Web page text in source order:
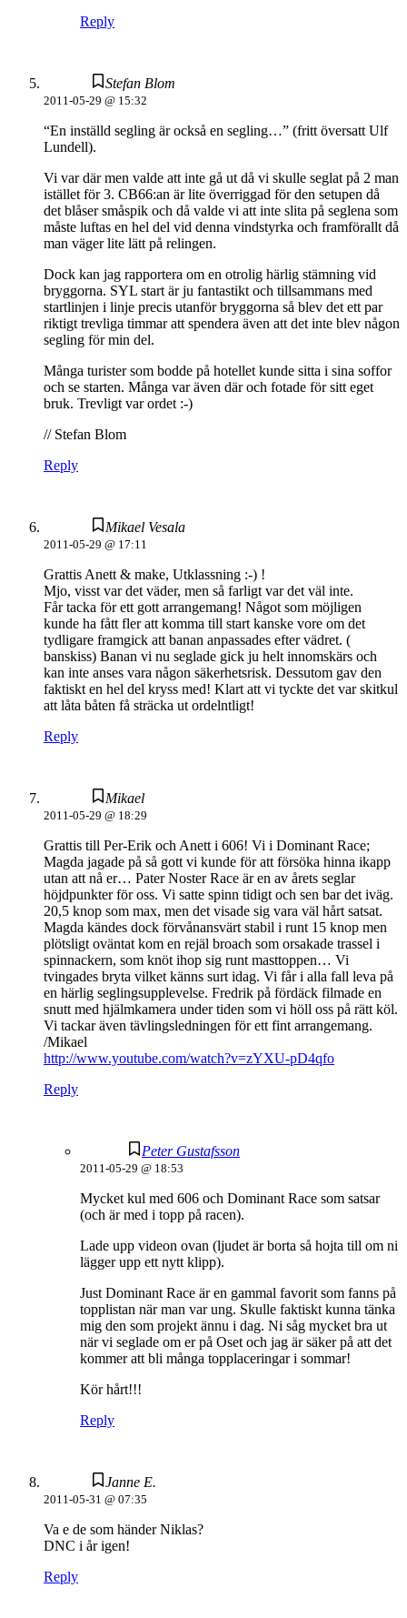
Reply
Stefan Blom
2011-05-29 @ 15:32
“En inställd segling är också en segling…” (fritt översatt Ulf
Lundell).
Vi var där men valde att inte gå ut då vi skulle seglat på 2 man
istället för 3. CB66:an är lite överriggad för den setupen då
det blåser småspik och då valde vi att inte slita på seglena som
måste luftas en hel del vid denna vindstyrka och framförallt då
man väger lite lätt på relingen.
Dock kan jag rapportera om en otrolig härlig stämning vid
bryggorna. SYL start är ju fantastikt och tillsammans med
startlinjen i linje precis utanför bryggorna så blev det ett par
riktigt trevliga timmar att spendera även att det inte blev någon
segling för min del.
Många turister som bodde på hotellet kunde sitta i sina soffor
och se starten. Många var även där och fotade för sitt eget
bruk. Trevligt var ordet :-)
// Stefan Blom
Reply
Mikael Vesala
2011-05-29 @ 17:11
Grattis Anett & make, Utklassning :-) !
Mjo, visst var det väder, men så farligt var det väl inte.
Får tacka för ett gott arrangemang! Något som möjligen
kunde ha fått fler att komma till start kanske vore om det
tydligare framgick att banan anpassades efter vädret. (
banskiss) Banan vi nu seglade gick ju helt innomskärs och
kan inte anses vara någon säkerhetsrisk. Dessutom gav den
faktiskt en hel del kryss med! Klart att vi tyckte det var skitkul
att låta båten få sträcka ut ordelntligt!
Reply
Mikael
2011-05-29 @ 18:29
Grattis till Per-Erik och Anett i 606! Vi i Dominant Race;
Magda jagade på så gott vi kunde för att försöka hinna ikapp
utan att nå er… Pater Noster Race är en av årets seglar
höjdpunkter för oss. Vi satte spinn tidigt och sen bar det iväg.
20,5 knop som max, men det visade sig vara väl hårt satsat.
Magda kändes dock förvånansvärt stabil i runt 15 knop men
plötsligt oväntat kom en rejäl broach som orsakade trassel i
spinnackern, som knöt ihop sig runt masttoppen… Vi
tvingades bryta vilket känns surt idag. Vi får i alla fall leva på
en härlig seglingsupplevelse. Fredrik på fördäck filmade en
snutt med hjälmkamera under tiden som vi höll oss på rätt köl.
Vi tackar även tävlingsledningen för ett fint arrangemang.
/Mikael
http://www.youtube.com/watch?v=zYXU-pD4qfo
Reply
Peter Gustafsson
2011-05-29 @ 18:53
Mycket kul med 606 och Dominant Race som satsar
(och är med i topp på racen).
Lade upp videon ovan (ljudet är borta så hojta till om ni
lägger upp ett nytt klipp).
Just Dominant Race är en gammal favorit som fanns på
topplistan när man var ung. Skulle faktiskt kunna tänka
mig den som projekt ännu i dag. Ni såg mycket bra ut
när vi seglade om er på Oset och jag är säker på att det
kommer att bli många topplaceringar i sommar!
Kör hårt!!!
Reply
Janne E.
2011-05-31 @ 07:35
Va e de som händer Niklas?
DNC i år igen!
Reply